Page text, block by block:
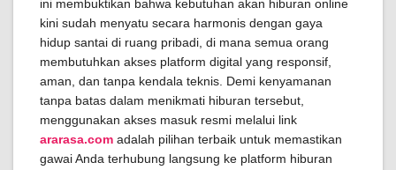
ini membuktikan bahwa kebutuhan akan hiburan online
kini sudah menyatu secara harmonis dengan gaya
hidup santai di ruang pribadi, di mana semua orang
membutuhkan akses platform digital yang responsif,
aman, dan tanpa kendala teknis. Demi kenyamanan
tanpa batas dalam menikmati hiburan tersebut,
menggunakan akses masuk resmi melalui link
ararasa.com adalah pilihan terbaik untuk memastikan
gawai Anda terhubung langsung ke platform hiburan